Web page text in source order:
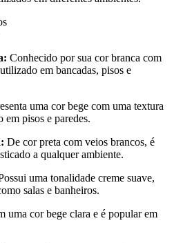
Conhecido por sua cor branca com
em bancadas, pisos e
uma cor bege com uma textura
em pisos e paredes.
De cor preta com veios brancos, é
a qualquer ambiente.
uma tonalidade creme suave,
salas e banheiros.
uma cor bege clara e é popular em